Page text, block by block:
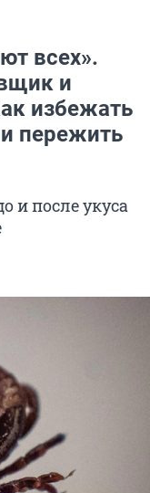
всех».
и
избежать
пережить
и после укуса